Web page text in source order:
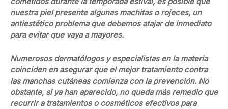
nuestra piel presente algunas machitas o rojeces, un
antiestético problema que debemos atajar de inmediato
para evitar que vaya a mayores.
Numerosos dermatólogos y especialistas en la materia
coinciden en asegurar que el mejor tratamiento contra
las manchas cutáneas comienza con la prevención. No
obstante, si ya han aparecido, no queda más remedio que
recurrir a tratamientos o cosméticos efectivos para